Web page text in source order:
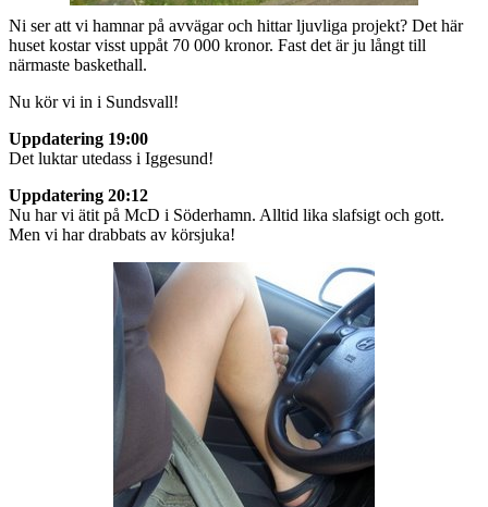
Ni ser att vi hamnar på avvägar och hittar ljuvliga projekt? Det här
huset kostar visst uppåt 70 000 kronor. Fast det är ju långt till
närmaste baskethall.
Nu kör vi in i Sundsvall!
Uppdatering 19:00
Det luktar utedass i Iggesund!
Uppdatering 20:12
Nu har vi ätit på McD i Söderhamn. Alltid lika slafsigt och gott.
Men vi har drabbats av körsjuka!